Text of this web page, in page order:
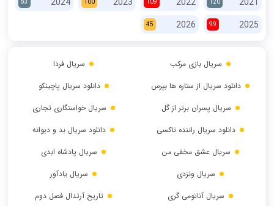
120
109
100
83
2025
99
2026
45
سریال بازی مرکب
دانلود سریال از ستاره ها بپرس
سریال پسران برتر از گل
دانلود سریال راننده تاکسی
سریال عشق مخفی من
سریال ونزدی
سریال آناتومی گری
سریال فردا
دانلود سریال پاچینکو
سریال خواستگاری تجاری
دانلود سریال بد و دیوانه
سریال پادشاه ابدی
سریال یادآور
تاریخ آرتدال فصل دوم